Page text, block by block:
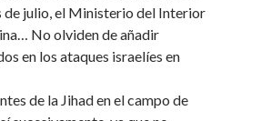
de julio, el Ministerio del Interior
No olviden de añadir
en los ataques israelíes en
de la Jihad en el campo de